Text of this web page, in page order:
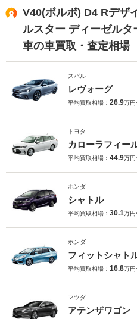
V40(ボルボ) D4 Rデザ
ルスター ディーゼル
車の車買取・査定相場
スバル
レヴォーグ
平均買取相場： 26.9万円
トヨタ
カローラフィー
平均買取相場： 44.9万円
ホンダ
シャトル
平均買取相場： 30.1万円
ホンダ
フィットシャト
平均買取相場： 16.8万円
マツダ
アテンザワゴン